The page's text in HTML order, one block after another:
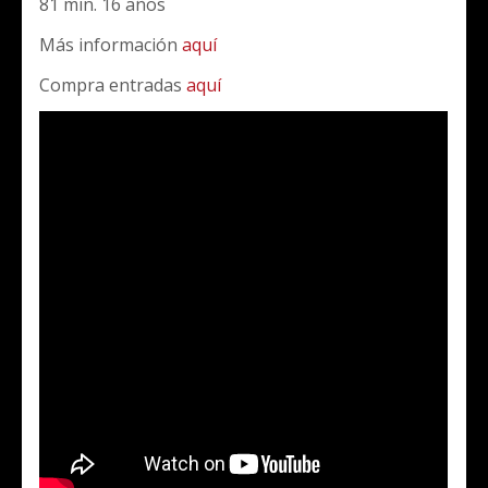
Más informaciónaquí
Compra entradasaquí